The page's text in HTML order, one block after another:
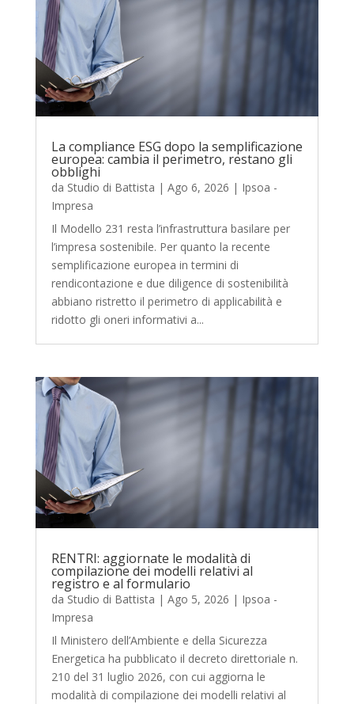
La compliance ESG dopo la semplificazione
europea: cambia il perimetro, restano gli
obblighi
da Studio di Battista | Ago 6, 2026 | Ipsoa -
Impresa
Il Modello 231 resta l’infrastruttura basilare per
l’impresa sostenibile. Per quanto la recente
semplificazione europea in termini di
rendicontazione e due diligence di sostenibilità
abbiano ristretto il perimetro di applicabilità e
ridotto gli oneri informativi a...
RENTRI: aggiornate le modalità di
compilazione dei modelli relativi al
registro e al formulario
da Studio di Battista | Ago 5, 2026 | Ipsoa -
Impresa
Il Ministero dell’Ambiente e della Sicurezza
Energetica ha pubblicato il decreto direttoriale n.
210 del 31 luglio 2026, con cui aggiorna le
modalità di compilazione dei modelli relativi al